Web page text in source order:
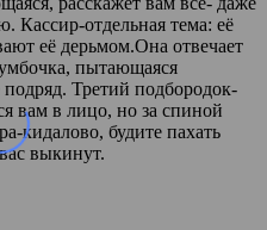
её
её дерьмом.Она отвечает
Третий подбородок-
выкинут.